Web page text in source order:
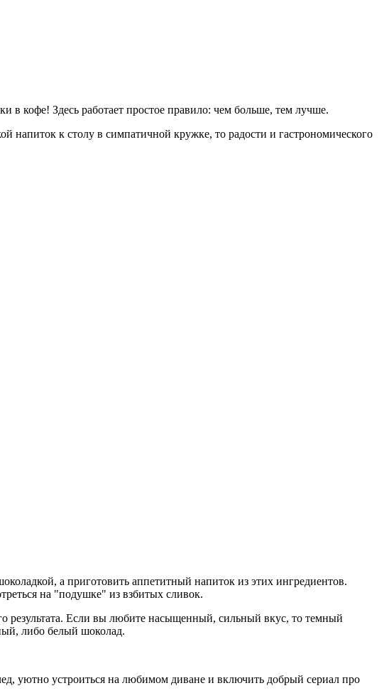
в кофе! Здесь работает простое правило: чем больше, тем лучше.
напиток к столу в симпатичной кружке, то радости и гастрономического
а приготовить аппетитный напиток из этих ингредиентов.
на "подушке" из взбитых сливок.
Если вы любите насыщенный, сильный вкус, то темный
либо белый шоколад.
уютно устроиться на любимом диване и включить добрый сериал про